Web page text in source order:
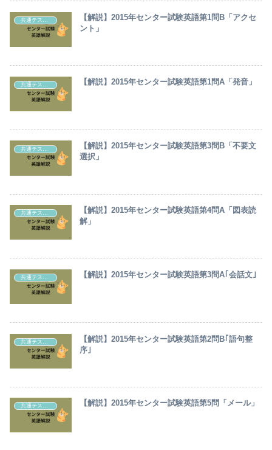
共通テスト・センター試験英語解説
【解説】2015年センター試験英語第1問B「アクセ
ント」
【解説】2015年センター試験英語第1問A「発音」
【解説】2015年センター試験英語第3問B「不要文
選択」
共通テスト・センター試験英語解説
【解説】2015年センター試験英語第4問A「図表読
解」
共通テスト・センター試験英語解説 【解説】2015年センター試験英語第3問A｢会話文｣
【解説】2015年センター試験英語第2問B｢語句整
序｣
共通テスト・センター試験英語解説 【解説】2015年センター試験英語第5問「メール」